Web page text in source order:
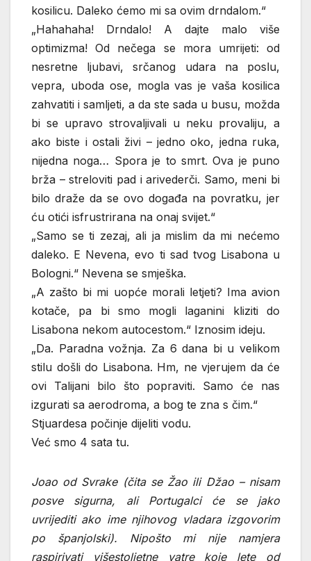
kosilicu. Daleko ćemo mi sa ovim drndalom.“
„Hahahaha! Drndalo! A dajte malo više
optimizma! Od nečega se mora umrijeti: od
nesretne ljubavi, srčanog udara na poslu,
vepra, uboda ose, mogla vas je vaša kosilica
zahvatiti i samljeti, a da ste sada u busu, možda
bi se upravo strovaljivali u neku provaliju, a
ako biste i ostali živi – jedno oko, jedna ruka,
nijedna noga… Spora je to smrt. Ova je puno
brža – streloviti pad i arivederči. Samo, meni bi
bilo draže da se ovo događa na povratku, jer
ću otići isfrustrirana na onaj svijet.“
„Samo se ti zezaj, ali ja mislim da mi nećemo
daleko. E Nevena, evo ti sad tvog Lisabona u
Bologni.“ Nevena se smješka.
„A zašto bi mi uopće morali letjeti? Ima avion
kotače, pa bi smo mogli laganini kliziti do
Lisabona nekom autocestom.“ Iznosim ideju.
„Da. Paradna vožnja. Za 6 dana bi u velikom
stilu došli do Lisabona. Hm, ne vjerujem da će
ovi Talijani bilo što popraviti. Samo će nas
izgurati sa aerodroma, a bog te zna s čim.“
Stjuardesa počinje dijeliti vodu.
Već smo 4 sata tu.
Joao od Svrake (čita se Žao ili Džao – nisam
posve sigurna, ali Portugalci će se jako
uvrijediti ako ime njihovog vladara izgovorim
po španjolski). Nipošto mi nije namjera
raspirivati višestoljetne vatre koje lete od